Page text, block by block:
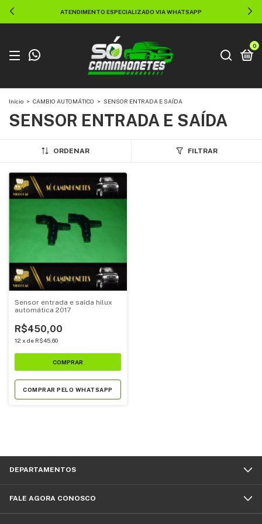
VIA WHATSAPP ENVIAMOS
0
Início > CAMBIO AUTOMÁTICO > SENSOR ENTRADA E SAÍDA
SENSOR ENTRADA E SAÍDA
ORDENAR FILTRAR
Sensor entrada e saída hilux
automática 2017
R$450,00
12 x de R$45,60
COMPRAR PELO WHATSAPP
DEPARTAMENTOS
FALE AGORA CONOSCO